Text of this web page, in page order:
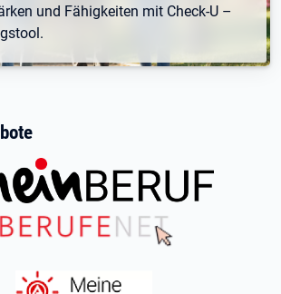
und Fähigkeiten mit Check-U –